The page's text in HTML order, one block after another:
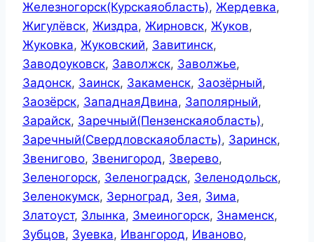
Железногорск(Курскаяобласть), Жердевка,
Жигулёвск, Жиздра, Жирновск, Жуков,
Жуковка, Жуковский, Завитинск,
Заводоуковск, Заволжск, Заволжье,
Задонск, Заинск, Закаменск, Заозёрный,
Заозёрск, ЗападнаяДвина, Заполярный,
Зарайск, Заречный(Пензенскаяобласть),
Заречный(Свердловскаяобласть), Заринск,
Звенигово, Звенигород, Зверево,
Зеленогорск, Зеленоградск, Зеленодольск,
Зеленокумск, Зерноград, Зея, Зима,
Златоуст, Злынка, Змеиногорск, Знаменск,
Зубцов, Зуевка, Ивангород, Иваново,